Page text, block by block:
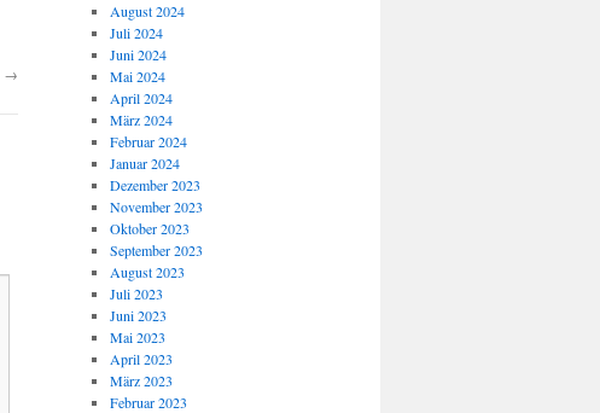
→
August 2024
Juli 2024
Juni 2024
Mai 2024
April 2024
März 2024
Februar 2024
Januar 2024
Dezember 2023
November 2023
Oktober 2023
September 2023
August 2023
Juli 2023
Juni 2023
Mai 2023
April 2023
März 2023
Februar 2023